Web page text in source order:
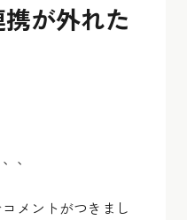
が外れた
、
メントがつきまし